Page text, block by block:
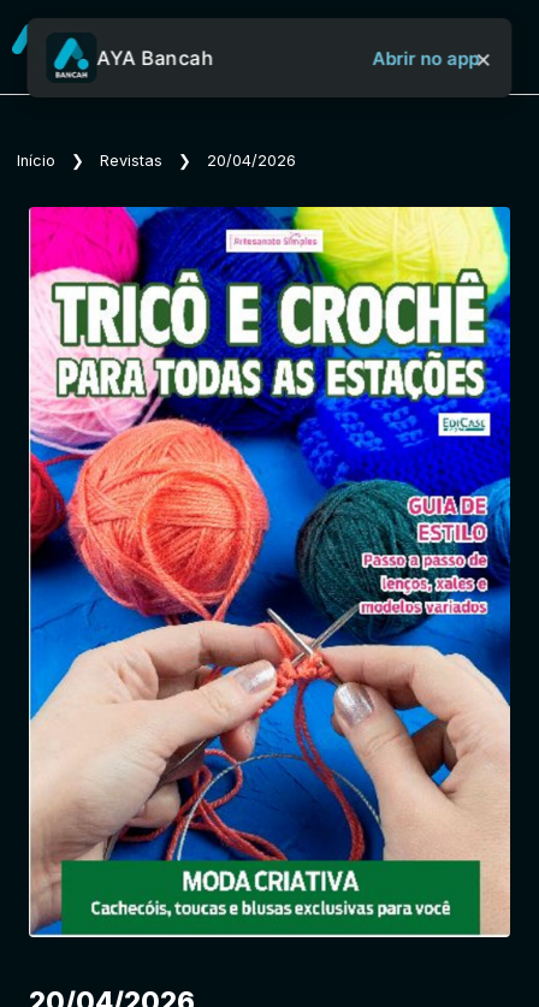
Sobre o Aya Bancah
Início
Revistas
Jornais
Notícias
Entrar
AYA Bancah Abrir no app×
Início ❯ Revistas ❯ 20/04/2026